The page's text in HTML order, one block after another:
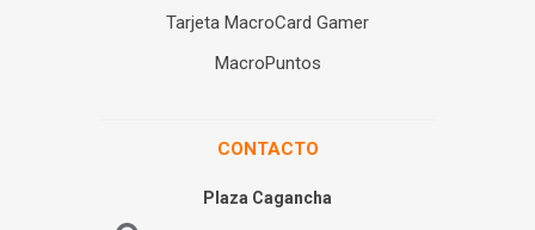
Tarjeta MacroCard Gamer
MacroPuntos
CONTACTO
Plaza Cagancha